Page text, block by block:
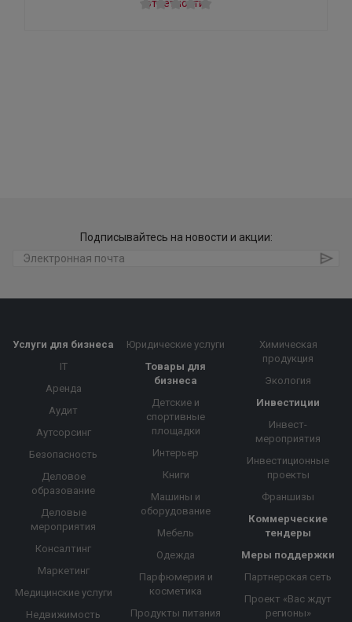
Подписывайтесь на новости и акции:
Услуги для бизнеса
IT
Аренда
Аудит
Аутсорсинг
Безопасность
Деловое
образование
Деловые
мероприятия
Консалтинг
Маркетинг
Медицинские услуги
Недвижимость
Юридические услуги
Товары для
бизнеса
Детские и
спортивные
площадки
Интерьер
Книги
Машины и
оборудование
Мебель
Одежда
Парфюмерия и
косметика
Продукты питания
Химическая
продукция
Экология
Инвестиции
Инвест-
мероприятия
Инвестиционные
проекты
Франшизы
Коммерческие
тендеры
Меры поддержки
Партнерская сеть
Проект «Вас ждут
регионы»